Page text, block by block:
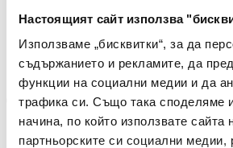
Настоящият сайт използва
Използваме „бисквитки“, за да
съдържанието и рекламите, да
функции на социални медии и да
трафика си. Също така споделяме
начина, по който използвате сайта
партньорските си социални медии,
Информация за продукта
Доставка
Наличност в магазините